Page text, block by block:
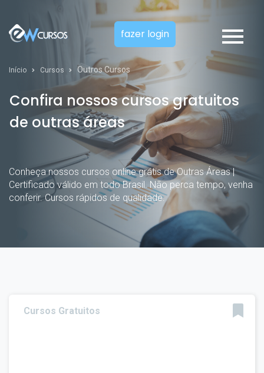
fazer login
Início Cursos Outros Cursos
Confira nossos cursos gratuitos
de outras áreas
Conheça nossos cursos online grátis de Outras Áreas |
Certificado válido em todo Brasil. Não perca tempo, venha
conferir. Cursos rápidos de qualidade.
Cursos Gratuitos